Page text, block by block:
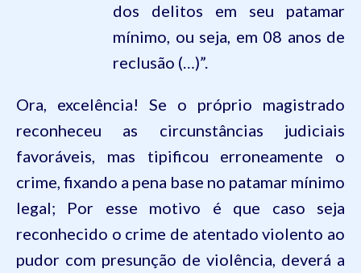
dos delitos em seu patamar
mínimo, ou seja, em 08 anos de
reclusão (…)”.
Ora, excelência! Se o próprio magistrado
reconheceu as circunstâncias judiciais
favoráveis, mas tipificou erroneamente o
crime, fixando a pena base no patamar mínimo
legal; Por esse motivo é que caso seja
reconhecido o crime de atentado violento ao
pudor com presunção de violência, deverá a